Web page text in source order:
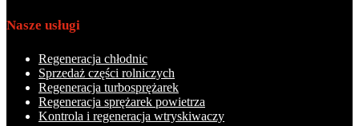
Nasze usługi
Regeneracja chłodnic
Sprzedaż części rolniczych
Regeneracja turbosprężarek
Regeneracja sprężarek powietrza
Kontrola i regeneracja wtryskiwaczy